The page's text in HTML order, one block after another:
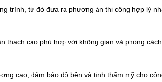
trình, từ đó đưa ra phương án thi công hợp lý
thạch cao phù hợp với không gian và phong cách
cao, đảm bảo độ bền và tính thẩm mỹ cho